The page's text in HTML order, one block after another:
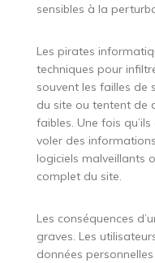
sensibles à la
Les pirates
techniques pour
souvent les failles de
du site ou tentent de
faibles. Une fois
voler des
logiciels malveillants
complet du site.
Les conséquences
graves. Les
données